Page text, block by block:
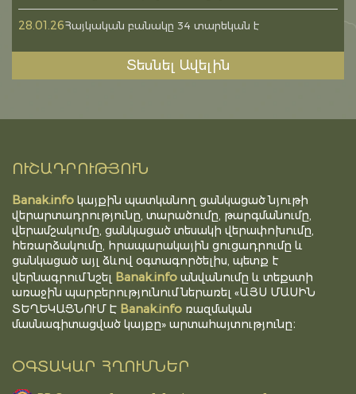
28.01.26Հայկական բանակը 34 տարեկան է
Տեսնել Ավելին
ՈՒՇԱԴՐՈՒԹՅՈՒՆ
Banak.info կայքին պատկանող ցանկացած նյութի
վերարտադրությունը, տարածումը, թարգմանումը,
վերամշակումը, ցանկացած տեսակի վերափոխումը,
հեռարձակումը, հրապարակային ցուցադրումը և
ցանկացած այլ ձևով օգտագործելիս, պետք է
վերնագրում նշել Banak.info անվանումը և տեքստի
առաջին պարբերությունում ներառել «ԱՅՍ ՄԱՍԻՆ
ՏԵՂԵԿԱՑՆՈՒՄ Է Banak.info ռազմական
մասնագիտացված կայքը» արտահայտությունը։
ՕԳՏԱԿԱՐ ՀՂՈՒՄՆԵՐ